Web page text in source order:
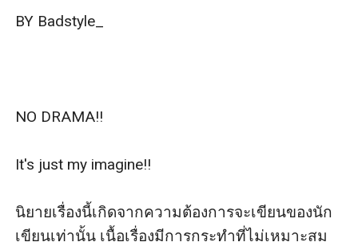
BY Badstyle_
NO DRAMA!!
It's just my imagine!!
นิยายเรื่องนี้เกิดจากความต้องการจะเขียนของนัก
เขียนเท่านั้น เนื้อเรื่องมีการกระทำที่ไม่เหมาะสม